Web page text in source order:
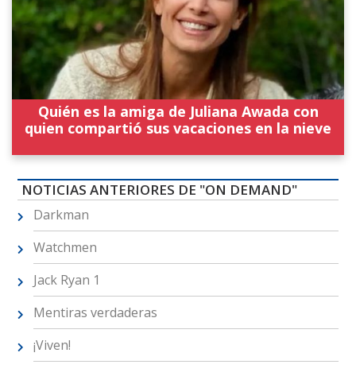
Quién es la amiga de Juliana Awada con
quien compartió sus vacaciones en la nieve
NOTICIAS ANTERIORES DE "ON DEMAND"
Darkman
Watchmen
Jack Ryan 1
Mentiras verdaderas
¡Viven!